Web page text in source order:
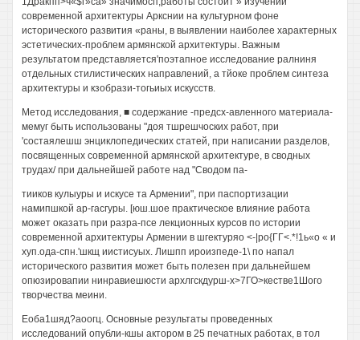
современной архитектуры Аркснии на культурном фоне
исторического развития «раны, в выявлении наиболее характерных
эстетических-проблем армянской архитектуры. Важным
результатом представляется'поэтапное исследование ралниня
отдельных стилистических направлений, а тйоке проблем синтеза
архитектуры и кзобрази-тогьиых искусств.
Метод исследования, ■ содержание -предсх-авленного материала-
мемуг быть использованы "доя тшрешчоских работ, при
'состаялешш энциклопедических статей, при написании разделов,
посвященных современной армянской архитектуре, в сводных
трудах/ при дальнейшей работе над "Сводом па-
тииков кулыуры и искусе та Армении", при паспортизации
намипшкой ар-гасгуры. [юш.шое практическое влияние работа
может оказать при разра-псе лекционных курсов по истории
современной архитектуры Армении в шгектуряо <-|ро{ГГ<.*!1ь«о « и
хуп.ода-спн.'шкщ иистисуых. Лишпп ироизпеде-1\ по напал
исторического развития может быть полезен при дальнейшем
опюзировапии нинравиешюсти архлгскдурш-х>7ГО>кестве1Шого
творчества меини.
Еоба1шяд?аоогц. Основные результаты проведенных
исследований опубли-кшы актором в 25 печатных работах, в тол